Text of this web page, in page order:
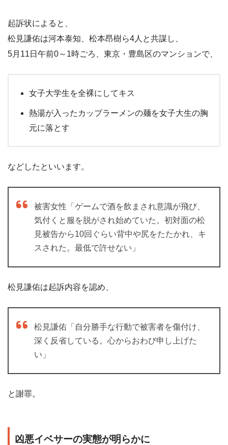
起訴状によると、
松見謙佑は河本泰知、松本昂樹ら4人と共謀し、
5月11日午前0～1時ごろ、東京・豊島区のマンションで、
女子大学生を全裸にしてキス
熱湯が入ったカップラーメンの麺を女子大生の胸
元に落とす
などしたといいます。
被害女性「ゲームで酒を飲まされ意識が飛び、
気付くと服を脱がされ始めていた。初対面の松
見被告から10回ぐらい背中や尻をたたかれ、キ
スされた。最低で許せない」
松見謙佑は起訴内容を認め、
松見謙佑「自分勝手な行動で被害者を傷付け、
深く反省している。心からおわび申し上げた
い」
と謝罪。
凶悪イベサーの実態が明らかに